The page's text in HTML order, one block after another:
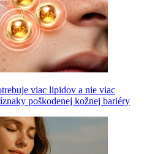
viac lipidov a nie viac
poškodenej kožnej bariéry